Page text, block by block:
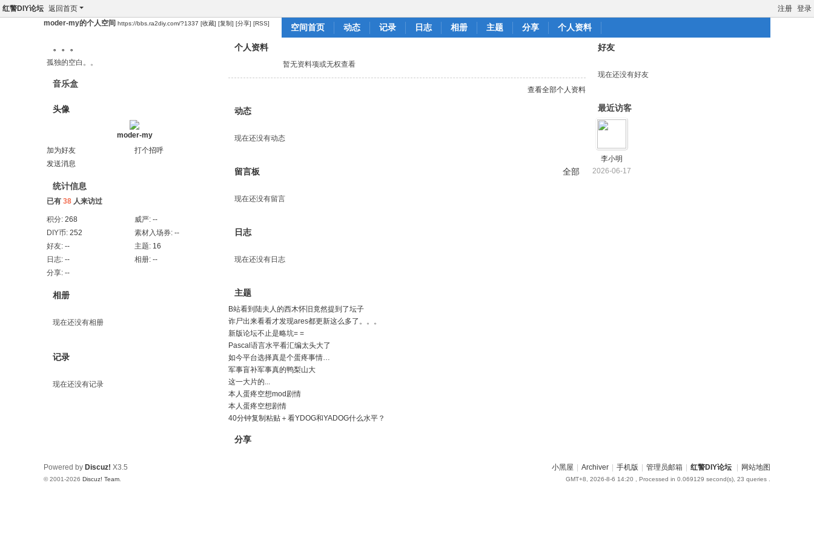
注册 登录
红警DIY论坛 返回首页
moder-my的个人空间 https://bbs.ra2diy.com/?1337 [收藏] [复制] [分享] [RSS] 空间首页 动态 记录 日志 相册 主题 分享 个人资料
。。。
孤独的空白。。
音乐盒
头像
moder-my
加为好友
打个招呼
发送消息
统计信息
已有 38 人来访过
积分: 268 威严: --
DIY币: 252 素材入场券: --
好友: -- 主题: 16
日志: -- 相册: --
分享: --
相册
现在还没有相册
记录
现在还没有记录
个人资料
暂无资料项或无权查看
查看全部个人资料
动态
现在还没有动态
留言板 全部
现在还没有留言
日志
现在还没有日志
主题
B站看到陆夫人的西木怀旧竟然提到了坛子
诈尸出来看看才发现ares都更新这么多了。。。
新版论坛不止是略坑= =
Pascal语言水平看汇编太头大了
如今平台选择真是个蛋疼事情…
军事盲补军事真的鸭梨山大
这一大片的...
本人蛋疼空想mod剧情
本人蛋疼空想剧情
40分钟复制粘贴＋看YDOG和YADOG什么水平？
分享
好友
现在还没有好友
最近访客
李小明
2026-06-17
小黑屋 Archiver 手机版 管理员邮箱 红警DIY论坛 网站地图
GMT+8, 2026-8-6 14:20 , Processed in 0.069129 second(s), 23 queries .
Powered by Discuz! X3.5
© 2001-2026 Discuz! Team